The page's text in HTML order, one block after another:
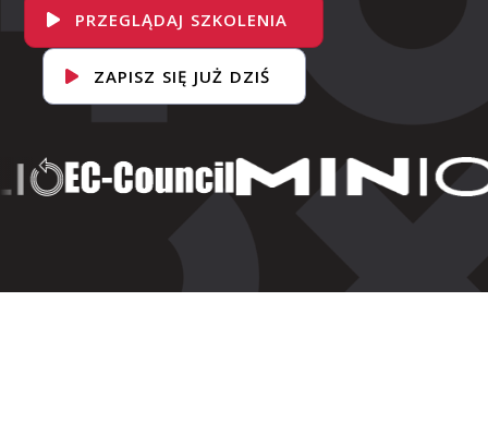
PRZEGLĄDAJ SZKOLENIA
ZAPISZ SIĘ JUŻ DZIŚ